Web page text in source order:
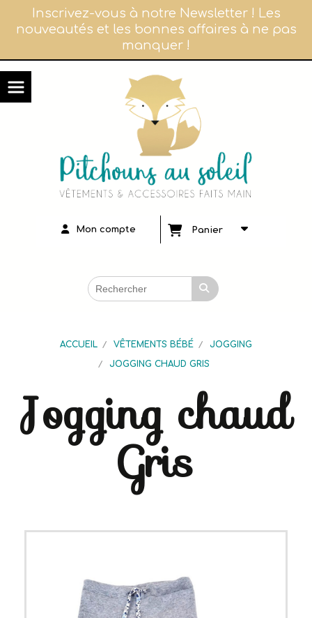
Inscrivez-vous à notre Newsletter ! Les
nouveautés et les bonnes affaires à ne pas
manquer !
Mon compte Panier
ACCUEIL VÊTEMENTS BÉBÉ
JOGGING
JOGGING CHAUD GRIS
Jogging chaud
Gris
Panneau de gestion des cookies